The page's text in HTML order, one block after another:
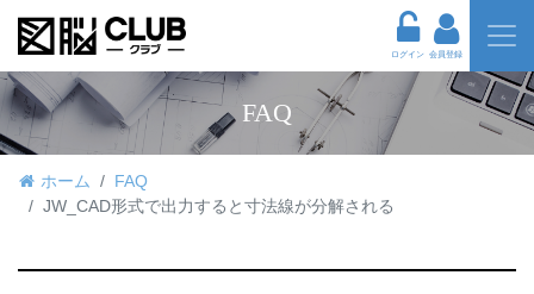
ログイン 会員登録
FAQ
ホーム
FAQ
JW_CAD形式で出力すると寸法線が分解される